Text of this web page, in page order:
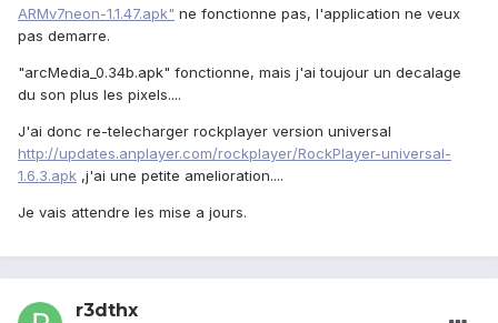
ARMv7neon-1.1.47.apk" ne fonctionne pas, l'application ne veux
pas demarre.
"arcMedia_0.34b.apk" fonctionne, mais j'ai toujour un decalage
du son plus les pixels....
J'ai donc re-telecharger rockplayer version universal
http://updates.anplayer.com/rockplayer/RockPlayer-universal-
1.6.3.apk ,j'ai une petite amelioration....
Je vais attendre les mise a jours.
r3dthx